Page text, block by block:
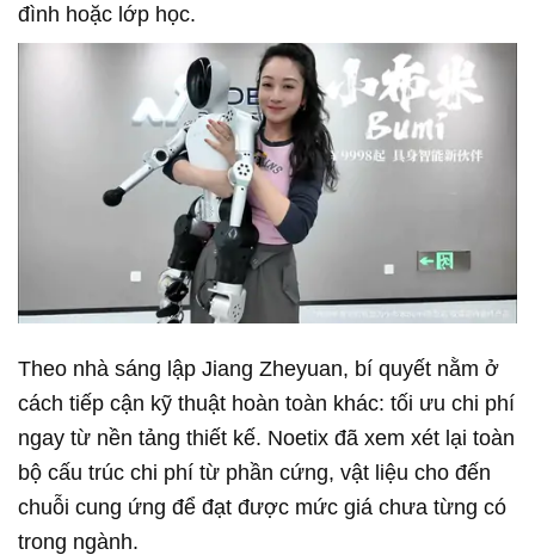
đình hoặc lớp học.
Theo nhà sáng lập Jiang Zheyuan, bí quyết nằm ở
cách tiếp cận kỹ thuật hoàn toàn khác: tối ưu chi phí
ngay từ nền tảng thiết kế. Noetix đã xem xét lại toàn
bộ cấu trúc chi phí từ phần cứng, vật liệu cho đến
chuỗi cung ứng để đạt được mức giá chưa từng có
trong ngành.